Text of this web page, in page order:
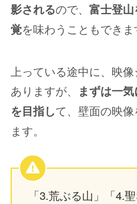
影されるので、 富士登
覚を味わうこともできま
上っている途中に、映
ありますが、
まずは一
を目指して、壁面の映
ます。
「3.荒ぶる山」「4.